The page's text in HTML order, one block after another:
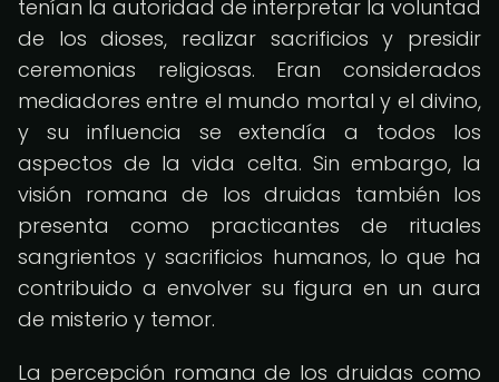
tenían la autoridad de interpretar la voluntad
de los dioses, realizar sacrificios y presidir
ceremonias religiosas. Eran considerados
mediadores entre el mundo mortal y el divino,
y su influencia se extendía a todos los
aspectos de la vida celta. Sin embargo, la
visión romana de los druidas también los
presenta como practicantes de rituales
sangrientos y sacrificios humanos, lo que ha
contribuido a envolver su figura en un aura
de misterio y temor.
La percepción romana de los druidas como